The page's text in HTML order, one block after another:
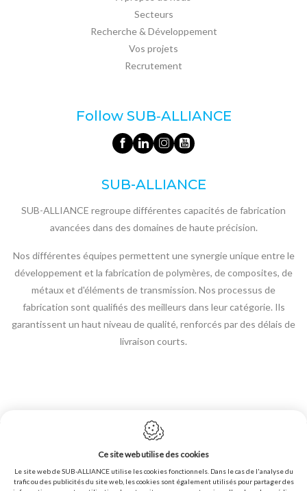
Secteurs
Recherche & Développement
Vos projets
Recrutement
Follow SUB‑ALLIANCE
SUB-ALLIANCE
SUB-ALLIANCE regroupe différentes capacités de fabrication
avancées dans des domaines de haute précision.
Nos différentes équipes permettent une synergie unique entre le
développement et la fabrication de polymères, de composites, de
métaux et d'éléments de transmission. Nos processus de
fabrication sont qualifiés des meilleurs dans leur catégorie. Ils
garantissent un haut niveau de qualité, renforcés par des délais de
livraison courts.
Politique en matière de cookies
Politique de confidentialité
Plan du site
Ce site web utilise des cookies
Le site web de SUB-ALLIANCE utilise les cookies fonctionnels. Dans le cas de l'analyse du
trafic ou des publicités du site web, les cookies sont également utilisés pour partager des